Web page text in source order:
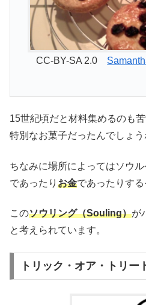
CC-BY-SA 2.0
15世紀頃だと材料集めるのも
特別なお菓子だったんでしょう
ちなみに場所によってはソウ
であったり お金であったりする
このソウリング（Souling）が
と考えられています。
トリック・オア・トリー